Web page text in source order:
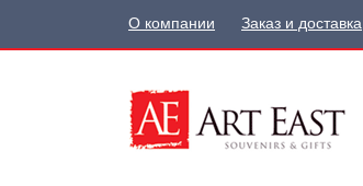
О компании Заказ и доставка